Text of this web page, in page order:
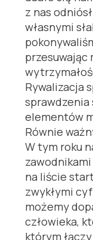
z nas
własnymi
przesuwając
Rywalizacja
elementów
Równie
W tym roku
na liście
zwykłymi
możemy
człowieka,
którym